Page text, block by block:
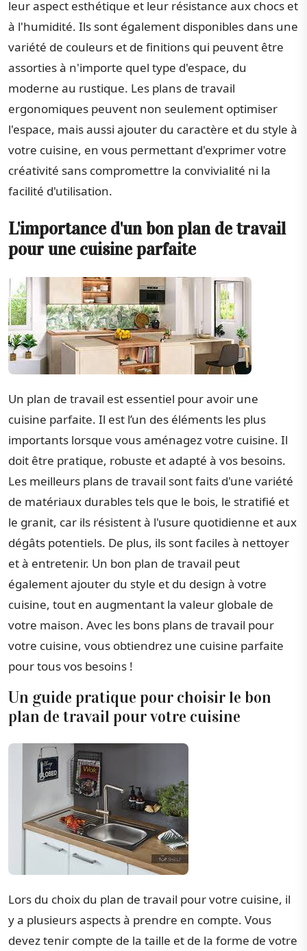
leur aspect esthétique et leur résistance aux chocs et
à l'humidité. Ils sont également disponibles dans une
variété de couleurs et de finitions qui peuvent être
assorties à n'importe quel type d'espace, du
moderne au rustique. Les plans de travail
ergonomiques peuvent non seulement optimiser
l'espace, mais aussi ajouter du caractère et du style à
votre cuisine, en vous permettant d'exprimer votre
créativité sans compromettre la convivialité ni la
facilité d'utilisation.
L'importance d'un bon plan de travail
pour une cuisine parfaite
Un plan de travail est essentiel pour avoir une
cuisine parfaite. Il est l’un des éléments les plus
importants lorsque vous aménagez votre cuisine. Il
doit être pratique, robuste et adapté à vos besoins.
Les meilleurs plans de travail sont faits d'une variété
de matériaux durables tels que le bois, le stratifié et
le granit, car ils résistent à l'usure quotidienne et aux
dégâts potentiels. De plus, ils sont faciles à nettoyer
et à entretenir. Un bon plan de travail peut
également ajouter du style et du design à votre
cuisine, tout en augmentant la valeur globale de
votre maison. Avec les bons plans de travail pour
votre cuisine, vous obtiendrez une cuisine parfaite
pour tous vos besoins !
Un guide pratique pour choisir le bon
plan de travail pour votre cuisine
Lors du choix du plan de travail pour votre cuisine, il
y a plusieurs aspects à prendre en compte. Vous
devez tenir compte de la taille et de la forme de votre